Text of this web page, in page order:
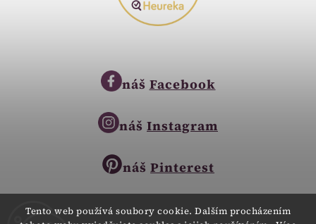
Tento web používá soubory cookie. Dalším procházením
náš Facebook
náš Instagram
náš Pinterest